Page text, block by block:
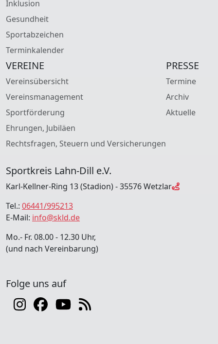
Inklusion
Gesundheit
Sportabzeichen
Terminkalender
VEREINE
Vereinsübersicht
Vereinsmanagement
Sportförderung
Ehrungen, Jubiläen
Rechtsfragen, Steuern und Versicherungen
PRESSE
Termine
Archiv
Aktuelle
Sportkreis Lahn-Dill e.V.
Karl-Kellner-Ring 13 (Stadion) - 35576 Wetzlar
Tel.: 06441/995213
E-Mail: info@skld.de
Mo.- Fr. 08.00 - 12.30 Uhr,
(und nach Vereinbarung)
Folge uns auf